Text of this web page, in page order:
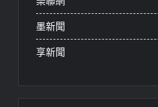
墨新聞
享新聞